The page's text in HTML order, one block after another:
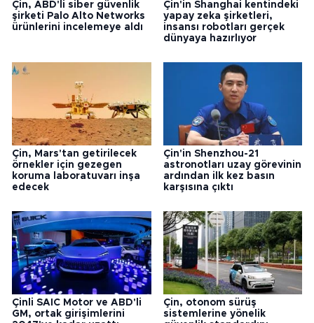
Çin, ABD'li siber güvenlik
şirketi Palo Alto Networks
ürünlerini incelemeye aldı
Çin'in Shanghai kentindeki
yapay zeka şirketleri,
insansı robotları gerçek
dünyaya hazırlıyor
Çin, Mars'tan getirilecek
örnekler için gezegen
koruma laboratuvarı inşa
edecek
Çin'in Shenzhou-21
astronotları uzay görevinin
ardından ilk kez basın
karşısına çıktı
Çinli SAIC Motor ve ABD'li
GM, ortak girişimlerini
Çin, otonom sürüş
sistemlerine yönelik